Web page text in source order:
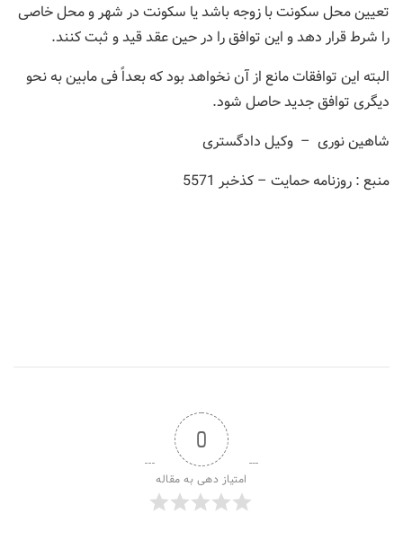
تعیین محل سکونت با زوجه باشد یا سکونت در شهر و محل خاصی
را شرط قرار دهد و این توافق را در حین عقد قید و ثبت کنند.
البته این توافقات مانع از آن نخواهد بود که بعداً فی مابین به نحو
دیگری توافق جدید حاصل شود.
شاهین نوری – وکیل دادگستری
منبع : روزنامه حمایت – کذخبر 5571
0
امتیاز دهی به مقاله